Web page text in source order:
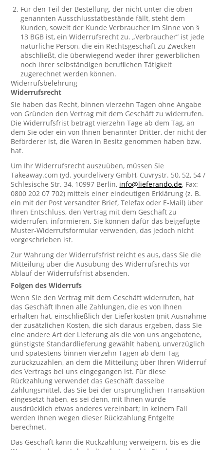
Für den Teil der Bestellung, der nicht unter die oben
genannten Ausschlusstatbestände fällt, steht dem
Kunden, soweit der Kunde Verbraucher im Sinne von §
13 BGB ist, ein Widerrufsrecht zu. „Verbraucher“ ist jede
natürliche Person, die ein Rechtsgeschäft zu Zwecken
abschließt, die überwiegend weder ihrer gewerblichen
noch ihrer selbständigen beruflichen Tätigkeit
zugerechnet werden können.
Widerrufsbelehrung
Widerrufsrecht
Sie haben das Recht, binnen vierzehn Tagen ohne Angabe
von Gründen den Vertrag mit dem Geschäft zu widerrufen.
Die Widerrufsfrist beträgt vierzehn Tage ab dem Tag, an
dem Sie oder ein von Ihnen benannter Dritter, der nicht der
Beförderer ist, die Waren in Besitz genommen haben bzw.
hat.
Um Ihr Widerrufsrecht auszuüben, müssen Sie
Takeaway.com (yd. yourdelivery GmbH, Cuvrystr. 50, 52, 54 /
Schlesische Str. 34, 10997 Berlin, info@lieferando.de, Fax:
0800 202 07 702) mittels einer eindeutigen Erklärung (z. B.
ein mit der Post versandter Brief, Telefax oder E-Mail) über
Ihren Entschluss, den Vertrag mit dem Geschäft zu
widerrufen, informieren. Sie können dafür das beigefügte
Muster-Widerrufsformular verwenden, das jedoch nicht
vorgeschrieben ist.
Zur Wahrung der Widerrufsfrist reicht es aus, dass Sie die
Mitteilung über die Ausübung des Widerrufsrechts vor
Ablauf der Widerrufsfrist absenden.
Folgen des Widerrufs
Wenn Sie den Vertrag mit dem Geschäft widerrufen, hat
das Geschäft Ihnen alle Zahlungen, die es von Ihnen
erhalten hat, einschließlich der Lieferkosten (mit Ausnahme
der zusätzlichen Kosten, die sich daraus ergeben, dass Sie
eine andere Art der Lieferung als die von uns angebotene,
günstigste Standardlieferung gewählt haben), unverzüglich
und spätestens binnen vierzehn Tagen ab dem Tag
zurückzuzahlen, an dem die Mitteilung über Ihren Widerruf
des Vertrags bei uns eingegangen ist. Für diese
Rückzahlung verwendet das Geschäft dasselbe
Zahlungsmittel, das Sie bei der ursprünglichen Transaktion
eingesetzt haben, es sei denn, mit Ihnen wurde
ausdrücklich etwas anderes vereinbart; in keinem Fall
werden Ihnen wegen dieser Rückzahlung Entgelte
berechnet.
Das Geschäft kann die Rückzahlung verweigern, bis es die